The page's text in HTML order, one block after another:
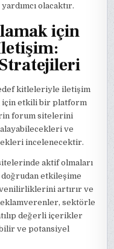
olacaktır.
için
kitleleriyle iletişim
için etkili bir platform
forum sitelerini
ve
incelenecektir.
aktif olmaları
etkileşime
artırır ve
sektörle
değerli içerikler
ve potansiyel